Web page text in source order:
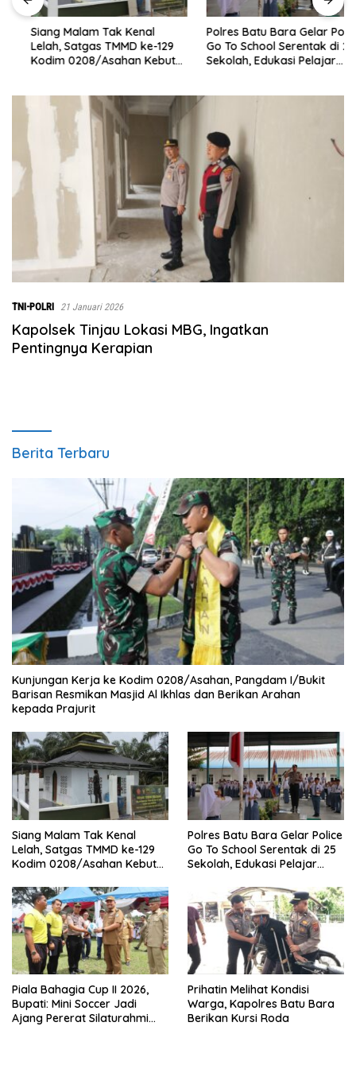
Siang Malam Tak Kenal
Lelah, Satgas TMMD ke-129
Kodim 0208/Asahan Kebut
Polres Batu Bara Gelar Police
Go To School Serentak di 25
Sekolah, Edukasi Pelajar
TNI-POLRI 21 Januari 2026
Kapolsek Tinjau Lokasi MBG, Ingatkan
Pentingnya Kerapian
Berita Terbaru
Kunjungan Kerja ke Kodim 0208/Asahan, Pangdam I/Bukit
Barisan Resmikan Masjid Al Ikhlas dan Berikan Arahan
kepada Prajurit
Siang Malam Tak Kenal
Lelah, Satgas TMMD ke-129
Kodim 0208/Asahan Kebut
Maghribi
Polres Batu Bara Gelar Police
Go To School Serentak di 25
Sekolah, Edukasi Pelajar
Kenakalan Remaja
Piala Bahagia Cup II 2026,
Bupati: Mini Soccer Jadi
Ajang Pererat Silaturahmi
Prihatin Melihat Kondisi
Warga, Kapolres Batu Bara
Berikan Kursi Roda